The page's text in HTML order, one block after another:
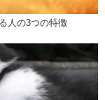
人の3つの特徴